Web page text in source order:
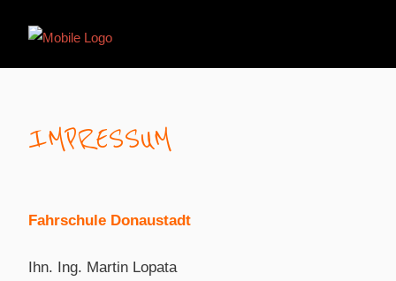
IMPRESSUM
Fahrschule Donaustadt
Ihn. Ing. Martin Lopata